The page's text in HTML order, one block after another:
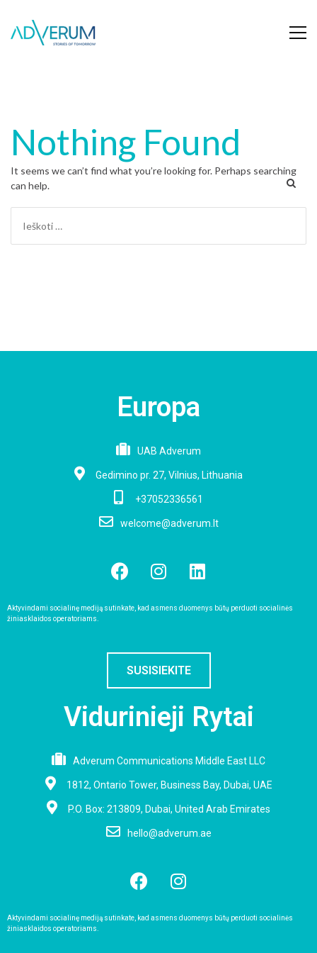
Nothing Found
It seems we can’t find what you’re looking for. Perhaps searching
can help.
Europa
UAB Adverum
Gedimino pr. 27, Vilnius, Lithuania
+37052336561
welcome@adverum.lt
Aktyvindami socialinę mediją sutinkate, kad asmens duomenys būtų perduoti socialinės
žiniasklaidos operatoriams.
SUSISIEKITE
Vidurinieji Rytai
Adverum Communications Middle East LLC
1812, Ontario Tower, Business Bay, Dubai, UAE
P.O. Box: 213809, Dubai, United Arab Emirates
hello@adverum.ae
Aktyvindami socialinę mediją sutinkate, kad asmens duomenys būtų perduoti socialinės
žiniasklaidos operatoriams.